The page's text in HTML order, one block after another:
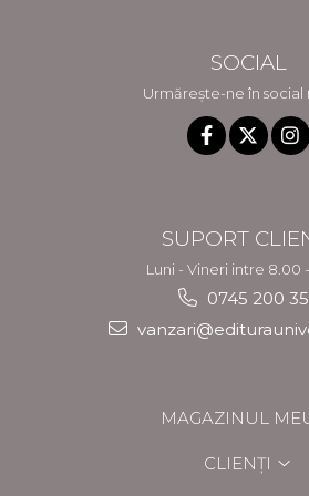
SOCIAL
Urmărește-ne în social
SUPORT
Luni - Vineri intre 8.00
0745 200
MAGAZINUL
CLIENȚI